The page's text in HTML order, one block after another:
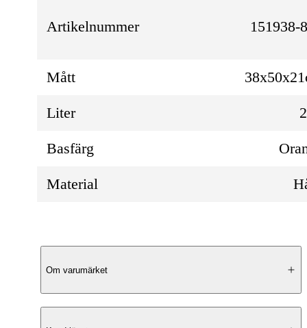
Artikelnummer 151938-
Mått
Liter
Basfärg
Material
Produktbeskrivning
Lekfull reskamrat
Om varumärket